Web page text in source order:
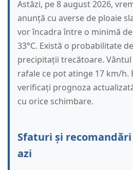
Astăzi, pe 8 august 2026,
anunță cu averse de ploaie
vor încadra între o minimă de
33°C. Există o probabilitate
precipitații trecătoare.
rafale ce pot atinge 17 km/h.
verificați prognoza
cu orice schimbare.
Sfaturi și
azi